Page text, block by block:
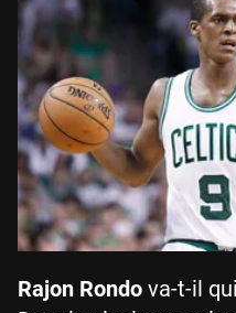
Rajon Rondo va-t-il